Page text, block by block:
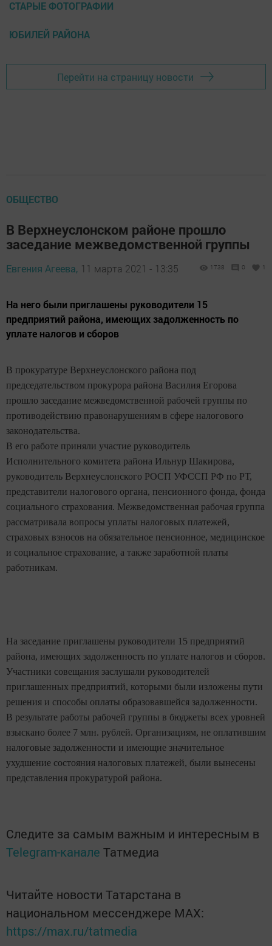
СТАРЫЕ ФОТОГРАФИИ
ЮБИЛЕЙ РАЙОНА
Перейти на страницу новости
ОБЩЕСТВО
В Верхнеуслонском районе прошло
заседание межведомственной группы
Евгения Агеева, 11 марта 2021 - 13:35 1738 0 1
На него были приглашены руководители 15
предприятий района, имеющих задолженность по
уплате налогов и сборов
В прокуратуре Верхнеуслонского района под
председательством прокурора района Василия Егорова
прошло заседание межведомственной рабочей группы по
противодействию правонарушениям в сфере налогового
законодательства.
В его работе приняли участие руководитель
Исполнительного комитета района Ильнур Шакирова,
руководитель Верхнеуслонского РОСП УФССП РФ по РТ,
представители налогового органа, пенсионного фонда, фонда
социального страхования. Межведомственная рабочая группа
рассматривала вопросы уплаты налоговых платежей,
страховых взносов на обязательное пенсионное, медицинское
и социальное страхование, а также заработной платы
работникам.
На заседание приглашены руководители 15 предприятий
района, имеющих задолженность по уплате налогов и сборов.
Участники совещания заслушали руководителей
приглашенных предприятий, которыми были изложены пути
решения и способы оплаты образовавшейся задолженности.
В результате работы рабочей группы в бюджеты всех уровней
взыскано более 7 млн. рублей. Организациям, не оплатившим
налоговые задолженности и имеющие значительное
ухудшение состояния налоговых платежей, были вынесены
представления прокуратурой района.
Следите за самым важным и интересным в
Telegram-канале Татмедиа
Читайте новости Татарстана в
национальном мессенджере MАХ:
https://max.ru/tatmedia